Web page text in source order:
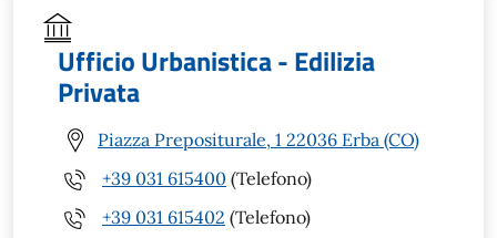
Ufficio Urbanistica - Edilizia
Privata
Piazza Prepositurale, 1 22036 Erba (CO)
+39 031 615400 (Telefono)
+39 031 615402 (Telefono)